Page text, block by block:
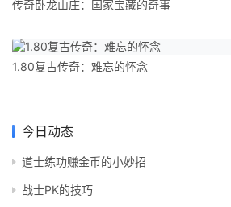
传奇卧龙山庄：国家宝藏的奇事
1.80复古传奇：难忘的怀念
今日动态
道士练功赚金币的小妙招
战士PK的技巧